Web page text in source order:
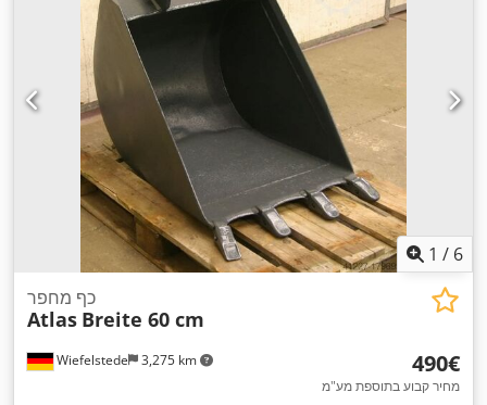
1 / 6
Wiefelstede 3,275 km
כף מחפר
Atlas Breite 60 cm
‏490 ‏€
מחיר קבוע בתוספת מע"מ